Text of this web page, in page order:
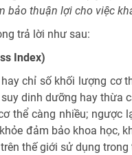
bảo thuận lợi cho việc
trả lời như sau:
Index)
chỉ số khối lượng cơ
dinh dưỡng hay thừa
thể càng nhiều; ngược
đảm bảo khoa học,
thế giới sử dụng